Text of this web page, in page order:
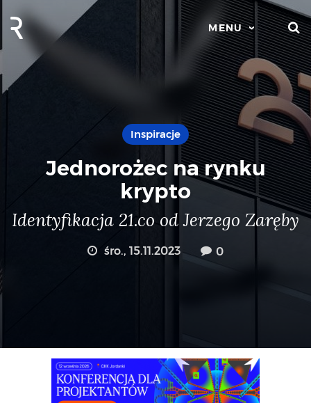
MENU
Inspiracje
Jednorożec na rynku
krypto
Identyfikacja 21.co od Jerzego Zaręby
śro., 15.11.2023 0